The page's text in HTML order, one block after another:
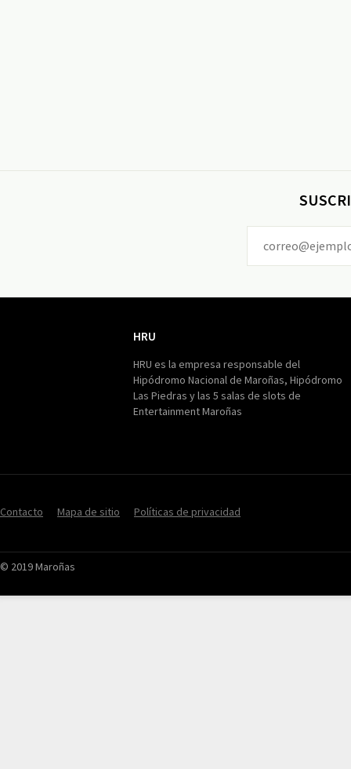
HRU
HRU es la empresa responsable del
Hipódromo Nacional de Maroñas, Hipódromo
Las Piedras y las 5 salas de slots de
Entertainment Maroñas
Contacto Mapa de sitio Políticas de privacidad
© 2019 Maroñas